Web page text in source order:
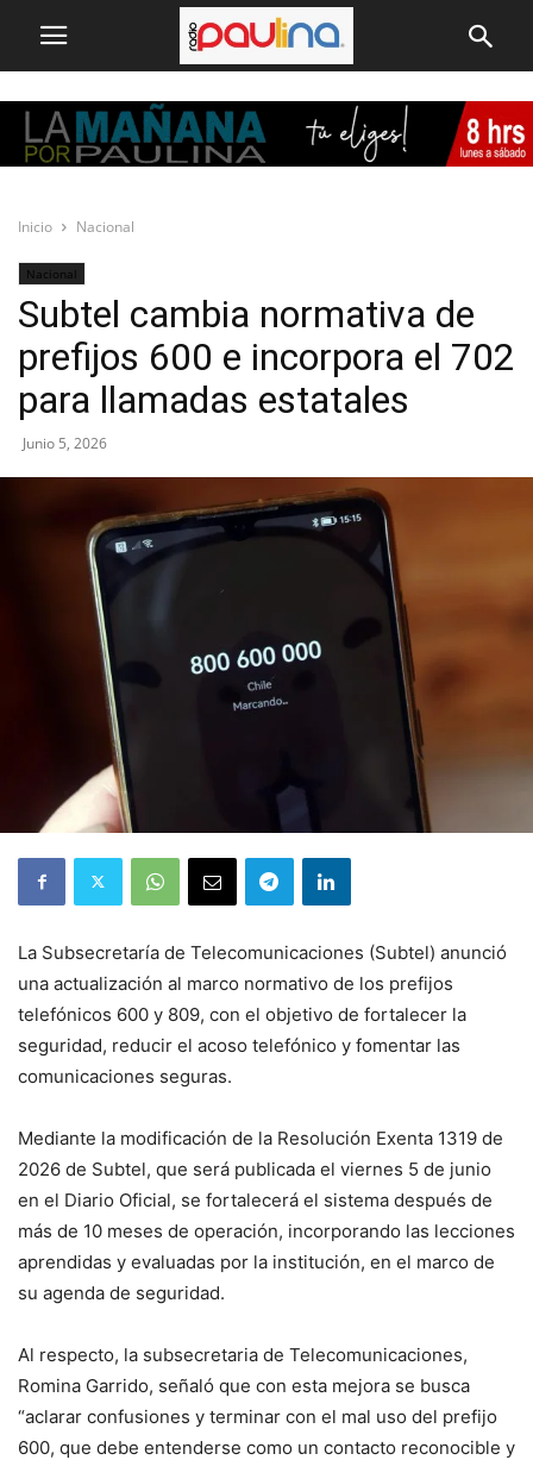
Inicio Nacional
Nacional
Subtel cambia normativa de
prefijos 600 e incorpora el 702
para llamadas estatales
Junio 5, 2026
La Subsecretaría de Telecomunicaciones (Subtel) anunció
una actualización al marco normativo de los prefijos
telefónicos 600 y 809, con el objetivo de fortalecer la
seguridad, reducir el acoso telefónico y fomentar las
comunicaciones seguras.
Mediante la modificación de la Resolución Exenta 1319 de
2026 de Subtel, que será publicada el viernes 5 de junio
en el Diario Oficial, se fortalecerá el sistema después de
más de 10 meses de operación, incorporando las lecciones
aprendidas y evaluadas por la institución, en el marco de
su agenda de seguridad.
Al respecto, la subsecretaria de Telecomunicaciones,
Romina Garrido, señaló que con esta mejora se busca
“aclarar confusiones y terminar con el mal uso del prefijo
600, que debe entenderse como un contacto reconocible y